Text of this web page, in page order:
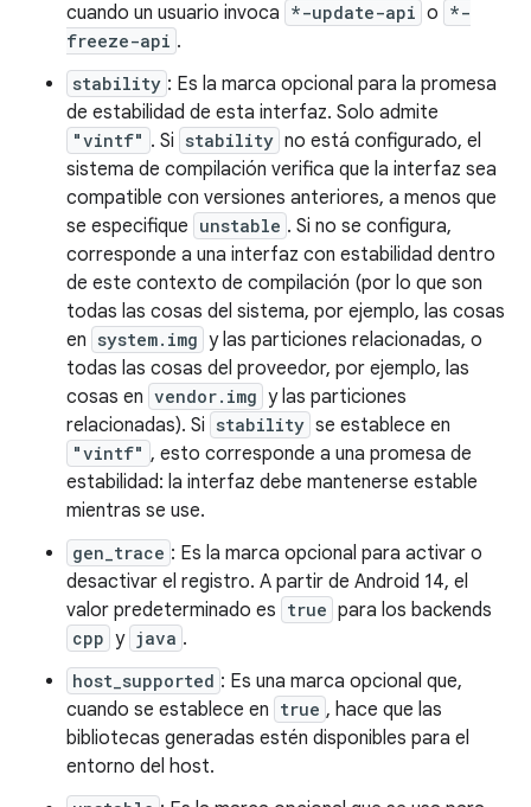
cuando un usuario invoca *-update-api o *-
freeze-api .
stability : Es la marca opcional para la promesa
de estabilidad de esta interfaz. Solo admite
"vintf" . Si stability no está configurado, el
sistema de compilación verifica que la interfaz sea
compatible con versiones anteriores, a menos que
se especifique unstable . Si no se configura,
corresponde a una interfaz con estabilidad dentro
de este contexto de compilación (por lo que son
todas las cosas del sistema, por ejemplo, las cosas
en system.img y las particiones relacionadas, o
todas las cosas del proveedor, por ejemplo, las
cosas en vendor.img y las particiones
relacionadas). Si stability se establece en
"vintf" , esto corresponde a una promesa de
estabilidad: la interfaz debe mantenerse estable
mientras se use.
gen_trace : Es la marca opcional para activar o
desactivar el registro. A partir de Android 14, el
valor predeterminado es true para los backends
cpp y java .
host_supported : Es una marca opcional que,
cuando se establece en true , hace que las
bibliotecas generadas estén disponibles para el
entorno del host.